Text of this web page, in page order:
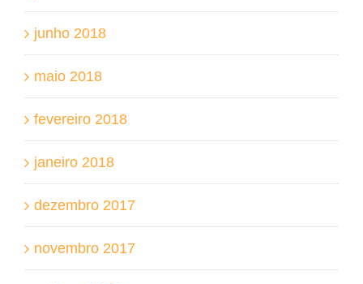
junho 2018
maio 2018
fevereiro 2018
janeiro 2018
dezembro 2017
novembro 2017